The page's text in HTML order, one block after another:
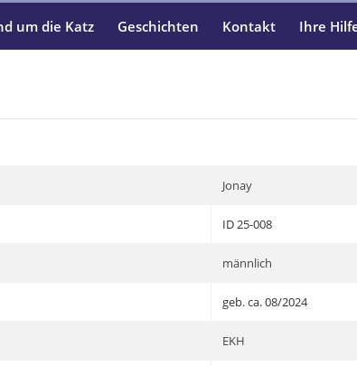
um die Katz Geschichten Kontakt Ihre
Jonay
ID 25-008
männlich
geb. ca. 08/2024
EKH